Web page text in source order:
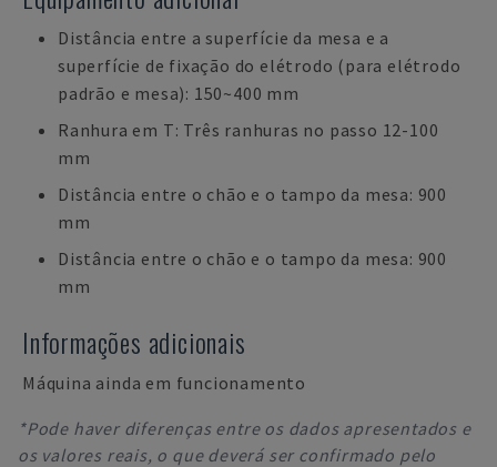
Distância entre a superfície da mesa e a
superfície de fixação do elétrodo (para elétrodo
padrão e mesa): 150~400 mm
Ranhura em T: Três ranhuras no passo 12-100
mm
Distância entre o chão e o tampo da mesa: 900
mm
Distância entre o chão e o tampo da mesa: 900
mm
Informações adicionais
Máquina ainda em funcionamento
*Pode haver diferenças entre os dados apresentados e
os valores reais, o que deverá ser confirmado pelo